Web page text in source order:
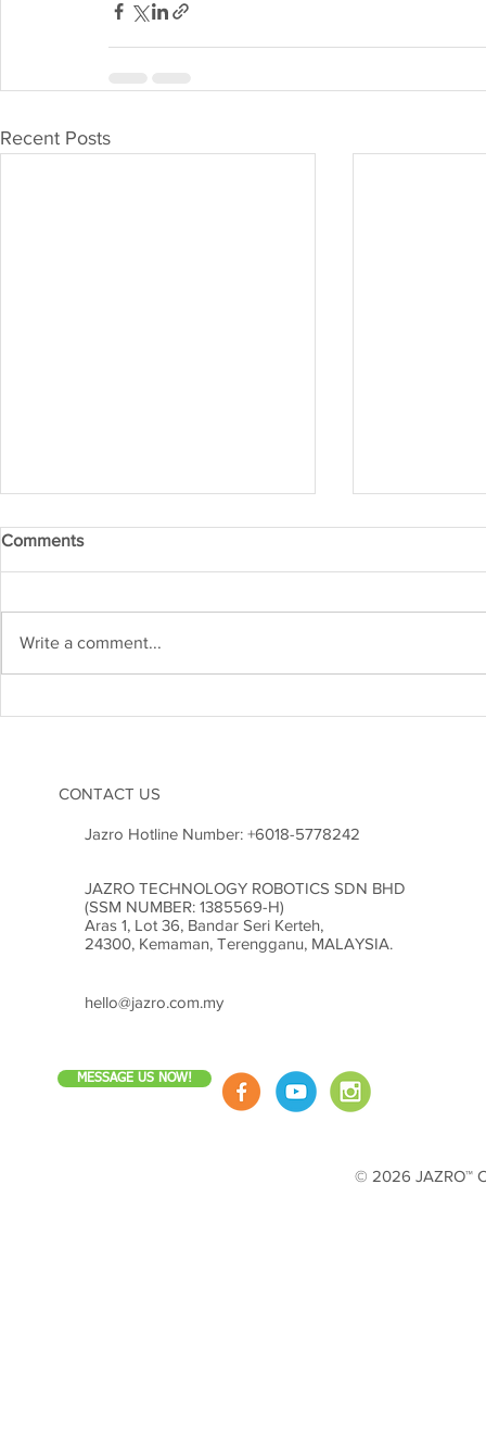
Recent Posts
Comments
Write a comment...
CONTACT US
Jazro Hotline Number: +6018-5778242
JAZRO TECHNOLOGY ROBOTICS SDN BHD
(SSM NUMBER: 1385569-H)
Aras 1, Lot 36, Bandar Seri Kerteh,
24300, Kemaman, Terengganu, MALAYSIA.
hello@jazro.com.my
MESSAGE US NOW!
© 2026 JAZRO™